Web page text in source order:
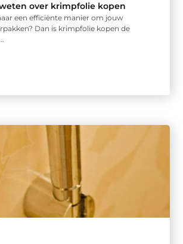
over krimpfolie kopen
een efficiënte manier om jouw
Dan is krimpfolie kopen de